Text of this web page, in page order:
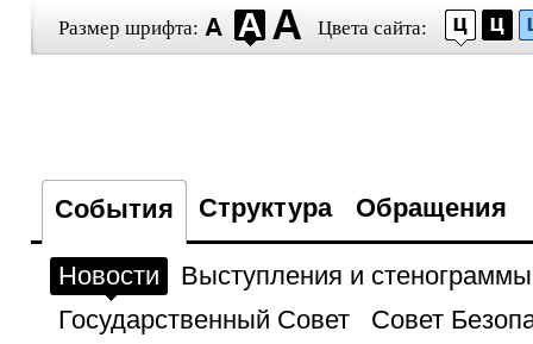
Размер шрифта: Цвета сайта:
События Структура Обращения
Новости
Выступления и стенограммы
Государственный Совет
Совет